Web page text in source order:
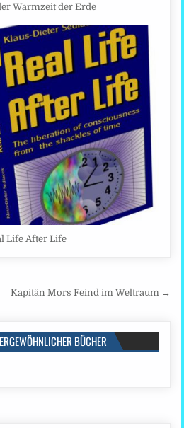
Warmzeit der Erde
Life After Life
Kapitän Mors Feind im Weltraum →
BÜCHER